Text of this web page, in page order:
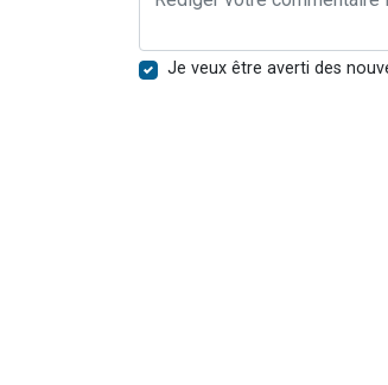
Je veux être averti des